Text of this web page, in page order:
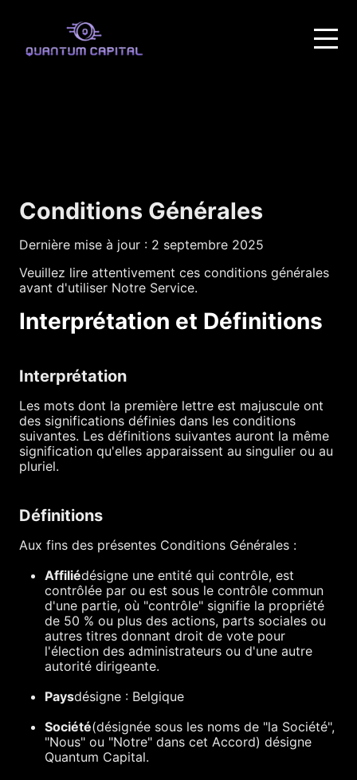
Conditions Générales
Dernière mise à jour : 2 septembre 2025
Veuillez lire attentivement ces conditions générales
avant d'utiliser Notre Service.
Interprétation et Définitions
Interprétation
Les mots dont la première lettre est majuscule ont
des significations définies dans les conditions
suivantes. Les définitions suivantes auront la même
signification qu'elles apparaissent au singulier ou au
pluriel.
Définitions
Aux fins des présentes Conditions Générales :
Affiliédésigne une entité qui contrôle, est
contrôlée par ou est sous le contrôle commun
d'une partie, où "contrôle" signifie la propriété
de 50 % ou plus des actions, parts sociales ou
autres titres donnant droit de vote pour
l'élection des administrateurs ou d'une autre
autorité dirigeante.
Paysdésigne : Belgique
Société(désignée sous les noms de "la Société",
"Nous" ou "Notre" dans cet Accord) désigne
Quantum Capital.